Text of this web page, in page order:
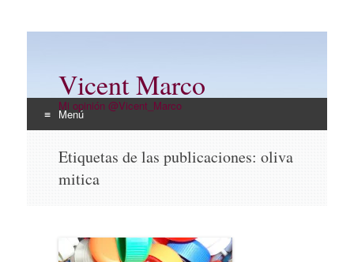
Vicent Marco
Mi opinión @Vicent_Marco
Menú
contenido
Etiquetas de las publicaciones: oliva
mitica